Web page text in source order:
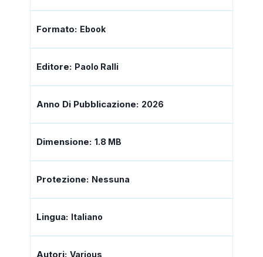
Formato: Ebook
Editore: Paolo Ralli
Anno Di Pubblicazione: 2026
Dimensione: 1.8 MB
Protezione: Nessuna
Lingua: Italiano
Autori: Various